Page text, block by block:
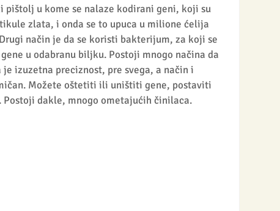
pištolj u kome se nalaze kodirani geni, koji su
zlata, i onda se to upuca u milione ćelija
način je da se koristi bakterijum, za koji se
u odabranu biljku. Postoji mnogo načina da
izuzetna preciznost, pre svega, a način i
Možete oštetiti ili uništiti gene, postaviti
Postoji dakle, mnogo ometajućih činilaca.